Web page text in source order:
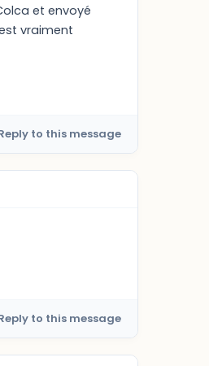
et envoyé
vraiment
to this message
to this message